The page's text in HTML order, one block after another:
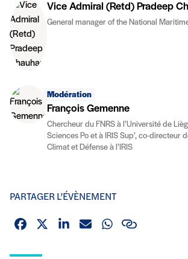
Vice Admiral (Retd) Pradeep
General manager of the National
Modération
François Gemenne
Chercheur du FNRS à l’Université de
Sciences Po et à IRIS Sup’, co-directeur
Climat et Défense à l’IRIS
PARTAGER L’ÉVÈNEMENT
FacebookX (Twitter)
LinkedinEmailWhatsapp
Lien